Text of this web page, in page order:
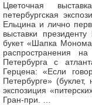
Цветочная
петербургская
Ельцина и лично
выставки
букет «Шапка
распространения
Петербурга с
Герцена: «Если
Петербурге»
экспозиция
Гран-при. …